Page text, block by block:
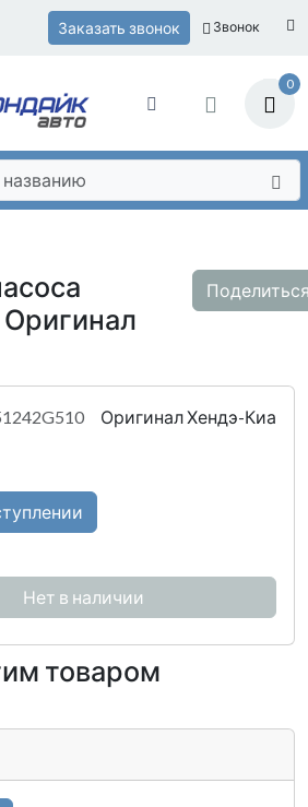
Заказать звонок Звонок
0
Оригинал Хендэ-Киа
Нет в наличии
товаром